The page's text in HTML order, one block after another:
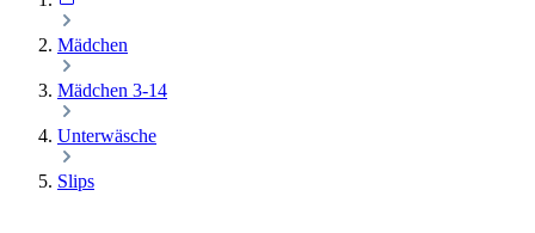
Mädchen
Mädchen 3-14
Unterwäsche
Slips